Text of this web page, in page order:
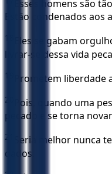
Esses homens são
Estão condenados aos
18
Eles se gabam
livrar-se dessa vida
19 Prometem
20
Pois, quando uma
pecado e se torna
21
Seria melhor nunca
dados.